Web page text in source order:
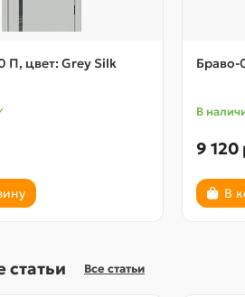
П, цвет: Grey Silk Браво-
В
9 120
В
статьи Все статьи